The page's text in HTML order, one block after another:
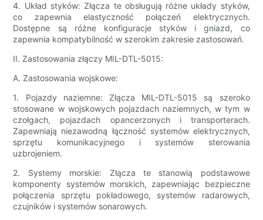
4. Układ styków: Złącza te obsługują różne układy styków,
co zapewnia elastyczność połączeń elektrycznych.
Dostępne są różne konfiguracje styków i gniazd, co
zapewnia kompatybilność w szerokim zakresie zastosowań.
II. Zastosowania złączy MIL-DTL-5015:
A. Zastosowania wojskowe:
1. Pojazdy naziemne: Złącza MIL-DTL-5015 są szeroko
stosowane w wojskowych pojazdach naziemnych, w tym w
czołgach, pojazdach opancerzonych i transporterach.
Zapewniają niezawodną łączność systemów elektrycznych,
sprzętu komunikacyjnego i systemów sterowania
uzbrojeniem.
2. Systemy morskie: Złącza te stanowią podstawowe
komponenty systemów morskich, zapewniając bezpieczne
połączenia sprzętu pokładowego, systemów radarowych,
czujników i systemów sonarowych.